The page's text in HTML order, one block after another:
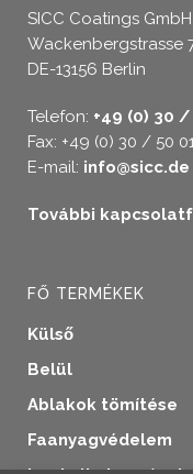
SICC Coatings GmbH
Wackenbergstrasse
DE-13156 Berlin
Telefon: +49 (0) 30
Fax: +49 (0) 30 / 50
E-mail: info@sicc.de
További
FŐ TERMÉKEK
Külső
Belül
Ablakok tömítése
Faanyagvédelem